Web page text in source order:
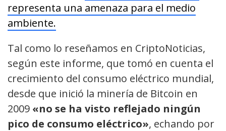
representa una amenaza para el medio
ambiente.
Tal como lo reseñamos en CriptoNoticias,
según este informe, que tomó en cuenta el
crecimiento del consumo eléctrico mundial,
desde que inició la minería de Bitcoin en
2009 «no se ha visto reflejado ningún
pico de consumo eléctrico», echando por